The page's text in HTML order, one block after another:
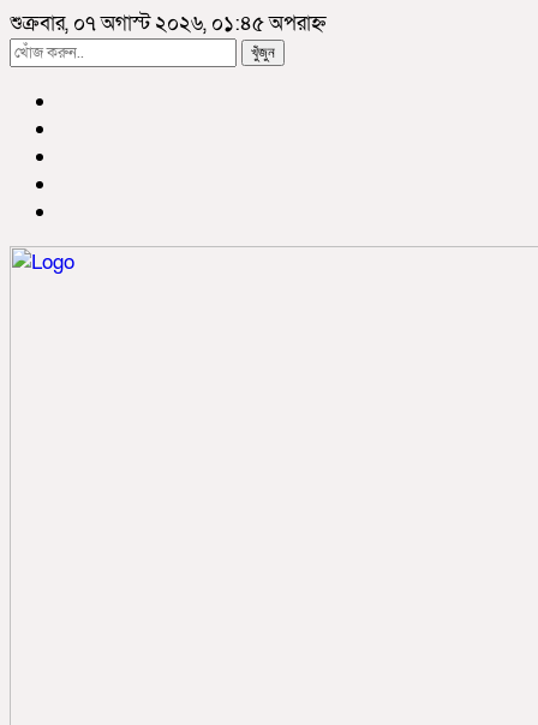
শুক্রবার, ০৭ অগাস্ট ২০২৬, ০১:৪৫ অপরাহ্ন
খুঁজুন